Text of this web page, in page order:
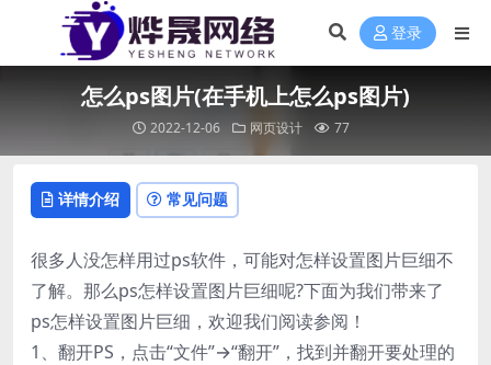
登录
怎么ps图片(在手机上怎么ps图片)
2022-12-06 网页设计 77
详情介绍 常见问题
很多人没怎样用过ps软件，可能对怎样设置图片巨细不
了解。那么ps怎样设置图片巨细呢?下面为我们带来了
ps怎样设置图片巨细，欢迎我们阅读参阅！
1、翻开PS，点击“文件”→“翻开”，找到并翻开要处理的